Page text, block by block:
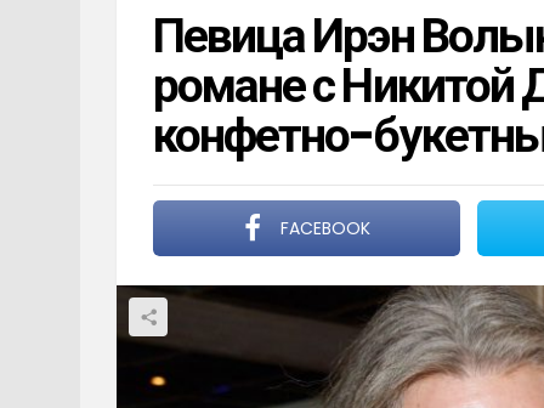
Певица Ирэн
романе с Никитой
конфетно-
FACEBOOK